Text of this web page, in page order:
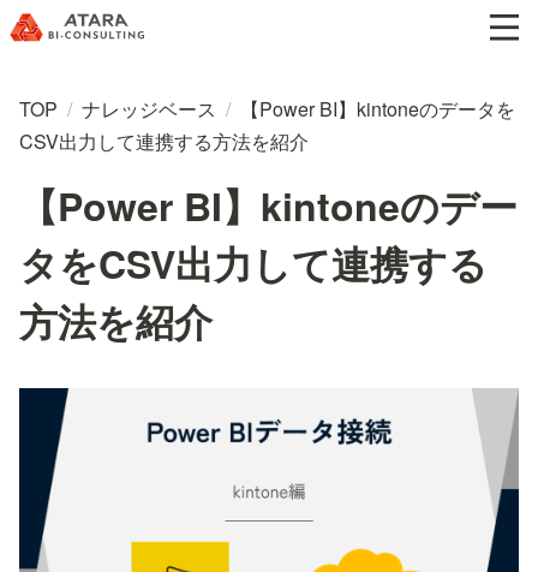
TOP / ナレッジベース /
【Power BI】kintoneのデータを
CSV出力して連携する方法を紹介
【Power BI】kintoneのデー
タをCSV出力して連携する
方法を紹介